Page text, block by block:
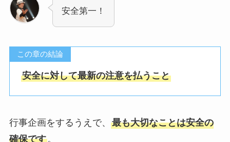
安全第一！
この章の結論
安全に対して最新の注意を払うこと
行事企画をするうえで、 最も大切なことは安全の
確保です。